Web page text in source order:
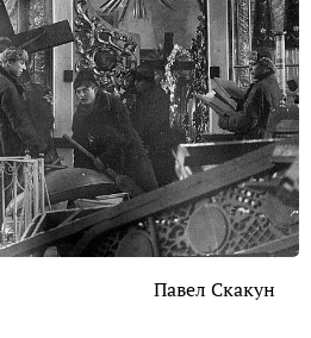
Павел Скакун